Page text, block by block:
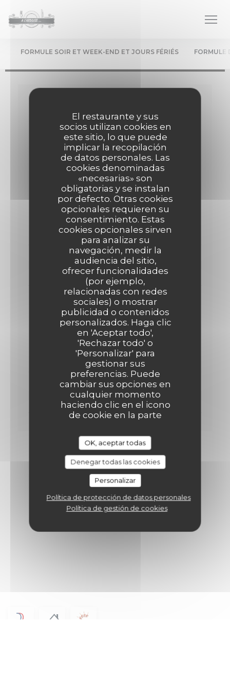
El restaurante y sus
socios utilizan cookies en
este sitio, lo que puede
implicar la recopilación
de datos personales. Las
cookies denominadas
«necesarias» son
obligatorias y se instalan
por defecto. Otras cookies
opcionales requieren su
consentimiento. Estas
cookies opcionales sirven
para analizar su
navegación, medir la
audiencia del sitio,
ofrecer funcionalidades
(por ejemplo,
relacionadas con redes
sociales) o mostrar
publicidad o contenidos
personalizados. Haga clic
en 'Aceptar todo',
'Rechazar todo' o
'Personalizar' para
gestionar sus
preferencias. Puede
cambiar sus opciones en
cualquier momento
haciendo clic en el icono
de cookie en la parte
páginas del sitio.
OK, aceptar todas
Denegar todas las cookies
Personalizar
Política de protección de datos personales
Política de gestión de cookies
Le chef élabore les menus au gré des saisons...
Formule Soir et Week-end et Jours fériés
Menu servi le soir, Servi le midi et soir les week-
ends et les jours fériés
ENTRÉE +PLAT +DESSERT
30,00 EUR
ENTRÉE + PLAT OU PLAT +DESSERT
26,00 EUR
Formule du Midi
Servi le midi du Mardi au Vendredi
ENTRÉE + PLAT+ DESSERT
19,00 EUR
ENTRÉE +PLAT OU PLAT+DESSERT
17,00 EUR
FORMULE SOIR ET WEEK-END ET JOURS FÉRIÉS FORMULE